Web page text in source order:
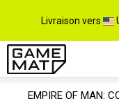
Livraison vers
EMPIRE OF MAN: